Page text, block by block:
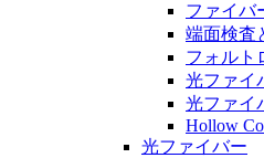
ファイバ
端面検査
フォルト
光ファイ
光ファイ
Hollow
光ファイバー